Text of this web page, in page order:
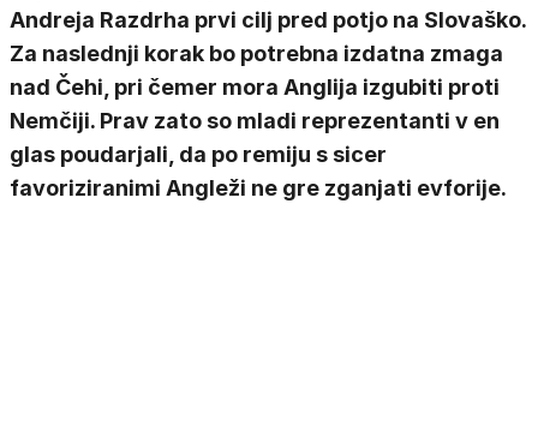
Andreja Razdrha prvi cilj pred potjo na Slovaško.
Za naslednji korak bo potrebna izdatna zmaga
nad Čehi, pri čemer mora Anglija izgubiti proti
Nemčiji. Prav zato so mladi reprezentanti v en
glas poudarjali, da po remiju s sicer
favoriziranimi Angleži ne gre zganjati evforije.